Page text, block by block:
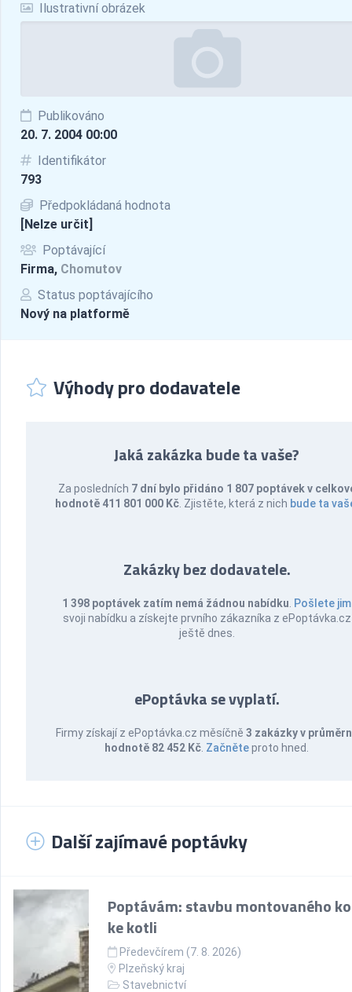
Ilustrativní obrázek
Publikováno
20. 7. 2004 00:00
Identifikátor
793
Předpokládaná hodnota
[Nelze určit]
Poptávající
Firma, Chomutov
Status poptávajícího
Nový na platformě
Výhody pro dodavatele
Jaká zakázka bude ta vaše?
Za posledních 7 dní bylo přidáno 1 807 poptávek v
hodnotě 411 801 000 Kč . Zjistěte, která z nich bude ta
Zakázky bez dodavatele.
1 398 poptávek zatím nemá žádnou nabídku Pošlete jim
svoji nabídku a získejte prvního zákazníka z ePoptávka.cz
ještě dnes.
ePoptávka se vyplatí.
Firmy získají z ePoptávka.cz měsíčně 3 zakázky v
hodnotě 82 452 Kč Začněteproto hned.
Další zajímavé poptávky
Poptávám: stavbu montovaného
ke kotli
Předevčírem (7. 8. 2026)
Plzeňský kraj
Stavebnictví